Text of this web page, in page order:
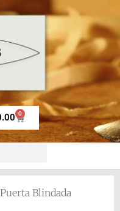
0
Blindada